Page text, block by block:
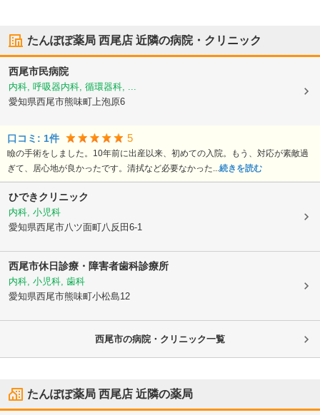
たんぽぽ薬局 西尾店 近隣の病院・クリニック
西尾市民病院
内科, 呼吸器内科, 循環器科, ...
愛知県西尾市熊味町上泡原6
口コミ: 1件 5
瞼の手術をしました。10年前に出産以来、初めての入院。もう、対応が素敵過
ぎて、居心地が良かったです。清拭など必要なかった...続きを読む
ひできクリニック
内科, 小児科
愛知県西尾市八ツ面町八反田6-1
西尾市休日診療・障害者歯科診療所
内科, 小児科, 歯科
愛知県西尾市熊味町小松島12
西尾市の病院・クリニック一覧
たんぽぽ薬局 西尾店 近隣の薬局